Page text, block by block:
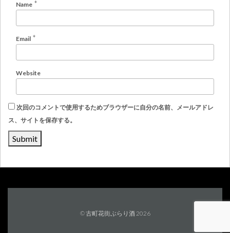
Name *
Email *
Website
次回のコメントで使用するためブラウザーに自分の名前、メールアドレ
ス、サイトを保存する。
© 古町花街ぶらり酒 2026